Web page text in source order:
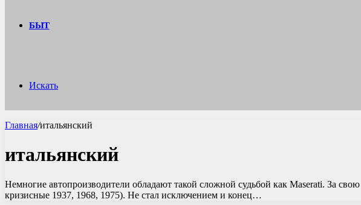
БЫТ
Искать
Главная/итальянский
итальянский
Немногие автопроизводители обладают такой сложной судьбой как Maserati. За
кризисные 1937, 1968, 1975). Не стал исключением и конец…